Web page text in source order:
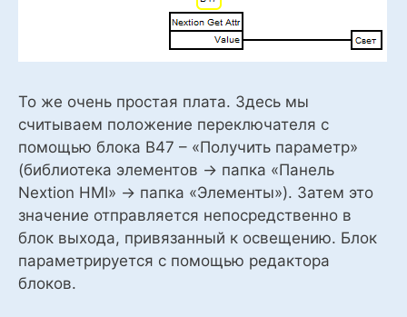
То же очень простая плата. Здесь мы
считываем положение переключателя с
помощью блока В47 – «Получить параметр»
(библиотека элементов -> папка «Панель
Nextion HMI» -> папка «Элементы»). Затем это
значение отправляется непосредственно в
блок выхода, привязанный к освещению. Блок
параметрируется с помощью редактора
блоков.